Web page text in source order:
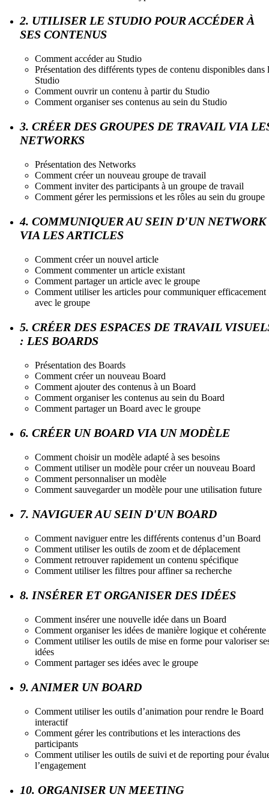
2. UTILISER LE STUDIO POUR ACCÉDER À
SES CONTENUS
Comment accéder au Studio
Présentation des différents types de contenu disponibles dans
Studio
Comment ouvrir un contenu à partir du Studio
Comment organiser ses contenus au sein du Studio
3. CRÉER DES GROUPES DE TRAVAIL VIA
NETWORKS
Présentation des Networks
Comment créer un nouveau groupe de travail
Comment inviter des participants à un groupe de travail
Comment gérer les permissions et les rôles au sein du groupe
4. COMMUNIQUER AU SEIN D'UN NETWORK
VIA LES ARTICLES
Comment créer un nouvel article
Comment commenter un article existant
Comment partager un article avec le groupe
Comment utiliser les articles pour communiquer efficacement
avec le groupe
5. CRÉER DES ESPACES DE TRAVAIL
: LES BOARDS
Présentation des Boards
Comment créer un nouveau Board
Comment ajouter des contenus à un Board
Comment organiser les contenus au sein du Board
Comment partager un Board avec le groupe
6. CRÉER UN BOARD VIA UN MODÈLE
Comment choisir un modèle adapté à ses besoins
Comment utiliser un modèle pour créer un nouveau Board
Comment personnaliser un modèle
Comment sauvegarder un modèle pour une utilisation future
7. NAVIGUER AU SEIN D'UN BOARD
Comment naviguer entre les différents contenus d’un Board
Comment utiliser les outils de zoom et de déplacement
Comment retrouver rapidement un contenu spécifique
Comment utiliser les filtres pour affiner sa recherche
8. INSÉRER ET ORGANISER DES IDÉES
Comment insérer une nouvelle idée dans un Board
Comment organiser les idées de manière logique et cohérente
Comment utiliser les outils de mise en forme pour valoriser
idées
Comment partager ses idées avec le groupe
9. ANIMER UN BOARD
Comment utiliser les outils d’animation pour rendre le Board
interactif
Comment gérer les contributions et les interactions des
participants
Comment utiliser les outils de suivi et de reporting pour
l’engagement
10. ORGANISER UN MEETING